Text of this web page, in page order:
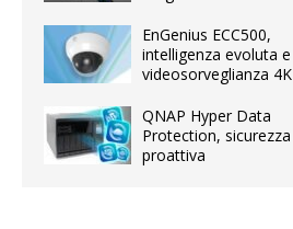
EnGenius ECC500,
intelligenza evoluta e
videosorveglianza 4K
QNAP Hyper Data
Protection, sicurezza
proattiva